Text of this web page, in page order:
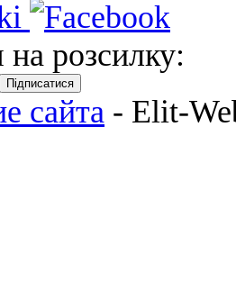
на розсилку:
Підписатися
сайта - Elit-